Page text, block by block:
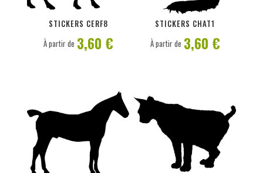
STICKERS CERF8
PERSONNALISER
À partir de 3,60 €
STICKERS CHAT1
PERSONNALISER
À partir de 3,60 €